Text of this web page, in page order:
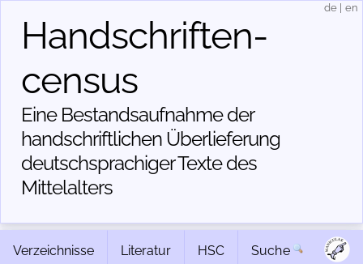
Handschriften­
census
Eine Bestandsaufnahme der
handschriftlichen Über­lieferung
deutschsprachiger Texte des
Mittelalters
de en
Verzeichnisse Literatur HSC Suche